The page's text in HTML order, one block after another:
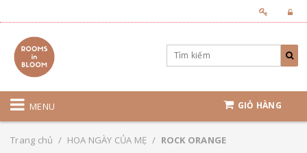
MENU GIỎ HÀNG
Trang chủ / HOA NGÀY CỦA MẸ / ROCK ORANGE